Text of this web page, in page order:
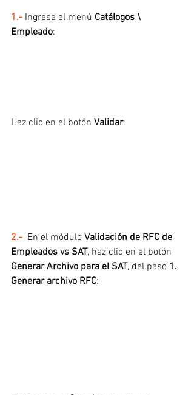
1.- Ingresa al menú Catálogos \
Empleado:
Haz clic en el botón Validar:
2.- En el módulo Validación de RFC de
Empleados vs SAT, haz clic en el botón
Generar Archivo para el SAT, del paso 1.
Generar archivo RFC: